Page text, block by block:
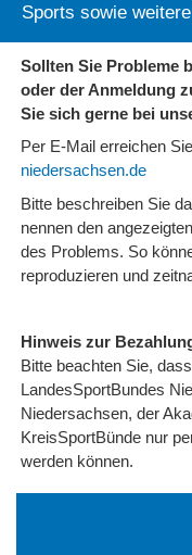
Sports sowie
Sollten Sie Probleme
oder der Anmeldung
Sie sich gerne bei
Per E-Mail erreichen
niedersachsen.de
Bitte beschreiben Sie
nennen den
des Problems. So
reproduzieren und
Hinweis zur
Bitte beachten Sie,
LandesSportBundes
Niedersachsen, der
KreisSportBünde nur
werden können.